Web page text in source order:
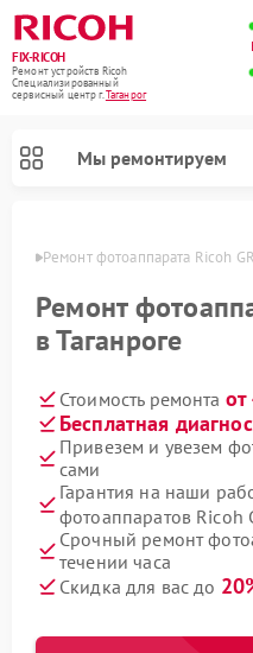
FIX-RICOH
Ремонт устройств Ricoh
Специализированный
cервисный центр г.Таганрог
Мы ремонтируем
Ремонт фотоаппарата Ricoh
Ремонт
в Таганроге
Стоимость ремонта
Бесплатная
Привезем и увезем
сами
Гарантия на наши
фотоаппаратов Ricoh
Срочный ремонт
течении часа
Скидка для вас до